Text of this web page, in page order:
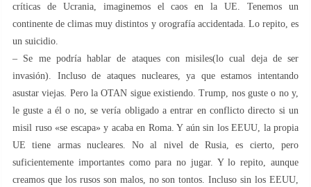
críticas de Ucrania, imaginemos el caos en la UE. Tenemos un
continente de climas muy distintos y orografía accidentada. Lo repito, es
un suicidio.
– Se me podría hablar de ataques con misiles(lo cual deja de ser
invasión). Incluso de ataques nucleares, ya que estamos intentando
asustar viejas. Pero la OTAN sigue existiendo. Trump, nos guste o no y,
le guste a él o no, se vería obligado a entrar en conflicto directo si un
misil ruso «se escapa» y acaba en Roma. Y aún sin los EEUU, la propia
UE tiene armas nucleares. No al nivel de Rusia, es cierto, pero
suficientemente importantes como para no jugar. Y lo repito, aunque
creamos que los rusos son malos, no son tontos. Incluso sin los EEUU,